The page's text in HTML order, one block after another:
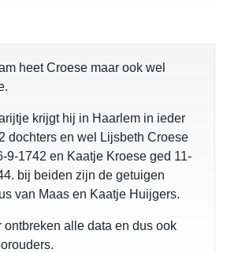
heet Croese maar ook wel
krijgt hij in Haarlem in ieder
dochters en wel Lijsbeth Croese
9-1742 en Kaatje Kroese ged 11-
bij beiden zijn de getuigen
van Maas en Kaatje Huijgers.
ontbreken alle data en dus ook